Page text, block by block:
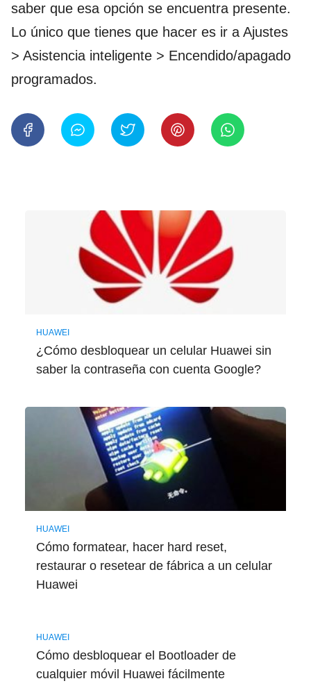
saber que esa opción se encuentra presente.
Lo único que tienes que hacer es ir a Ajustes
> Asistencia inteligente > Encendido/apagado
programados.
HUAWEI
¿Cómo desbloquear un celular Huawei sin
saber la contraseña con cuenta Google?
HUAWEI
Cómo formatear, hacer hard reset,
restaurar o resetear de fábrica a un celular
Huawei
HUAWEI
Cómo desbloquear el Bootloader de
cualquier móvil Huawei fácilmente